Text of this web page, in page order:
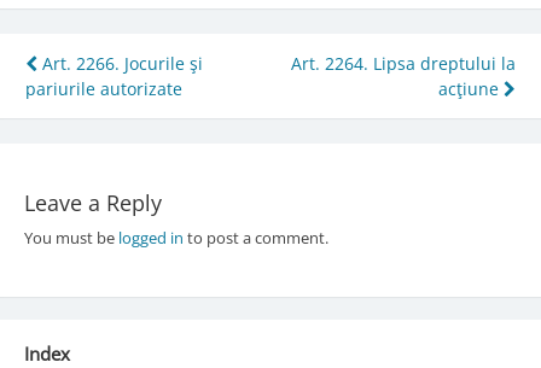
Post
navigation
Art. 2266. Jocurile şi
pariurile autorizate
Art. 2264. Lipsa dreptului la
acţiune
Leave a Reply
You must be logged in to post a comment.
Index